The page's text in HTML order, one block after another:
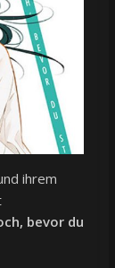
ihrem
bevor du